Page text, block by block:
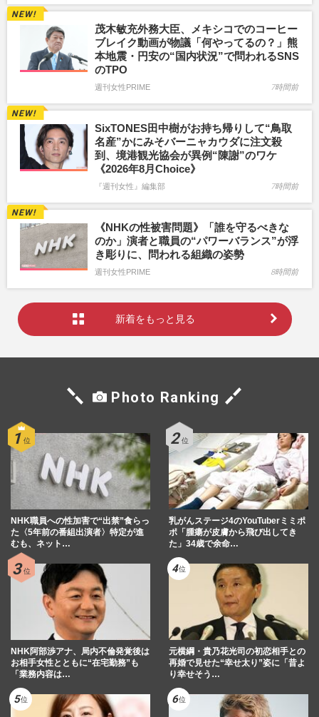
茂木敏充外務大臣、メキシコでのコーヒー
ブレイク動画が物議「何やってるの？」熊
本地震・円安の“国内状況”で問われるSNS
のTPO
週刊女性PRIME 7時間前
SixTONES田中樹がお持ち帰りして“鳥取
名産”かにみそバーニャカウダに注文殺
到、境港観光協会が異例“陳謝”のワケ
《2026年8月Choice》
『週刊女性』編集部 7時間前
《NHKの性被害問題》「誰を守るべきな
のか」演者と職員の“パワーバランス”が浮
き彫りに、問われる組織の姿勢
週刊女性PRIME 8時間前
新着をもっと見る
Photo Ranking
NHK職員への性加害で“出禁”食らっ
た〈5年前の番組出演者〉特定が進
むも、ネット…
乳がんステージ4のYouTuberミミポ
ポ「腫瘍が皮膚から飛び出してき
た」34歳で余命…
NHK阿部渉アナ、局内不倫発覚後は
お相手女性とともに“在宅勤務”も
「業務内容は…
元横綱・貴乃花光司の初恋相手との
再婚で見せた“幸せ太り”姿に「昔よ
り幸せそう…